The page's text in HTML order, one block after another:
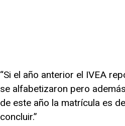
“Si el año anterior el IVEA
se alfabetizaron pero
de este año la matrícula es
concluir.”